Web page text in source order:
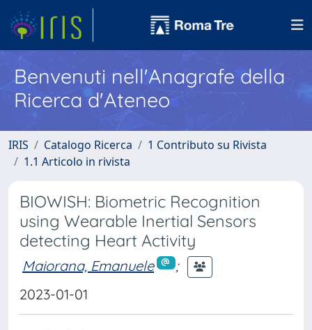
Benvenuti nell'Anagrafe della
Ricerca d'Ateneo
IRIS Catalogo Ricerca
1 Contributo su Rivista
1.1 Articolo in rivista
BIOWISH: Biometric Recognition
using Wearable Inertial Sensors
detecting Heart Activity
Maiorana, Emanuele
;
2023-01-01